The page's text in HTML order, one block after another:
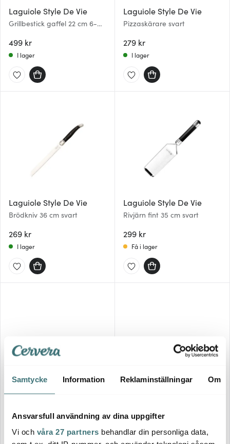
Samtycke Information Reklaminställningar Om
Ansvarsfull användning av dina uppgifter
Vi och våra 27 partners behandlar din personliga data,
Laguiole Style De Vie
Grillbestick gaffel 22 cm 6-
499 kr
I lager
Laguiole Style De Vie
Pizzaskärare svart
279 kr
I lager
Laguiole Style De Vie
Brödkniv 36 cm svart
269 kr
I lager
Laguiole Style De Vie
Rivjärn fint 35 cm svart
299 kr
Få i lager
Laguiole Style De Vie
I lager I lager